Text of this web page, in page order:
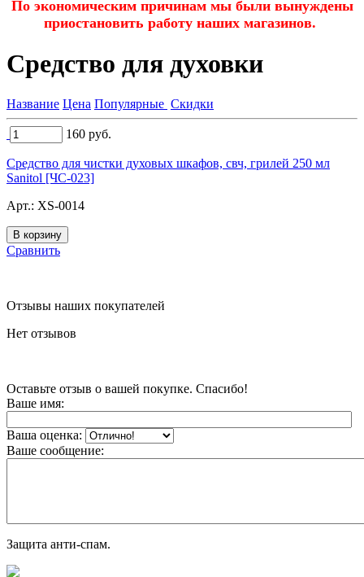
По экономическим причинам мы были вынуждены
приостановить работу наших магазинов.
Средство для духовки
Название Цена Популярные Скидки
160 руб.
Средство для чистки духовых шкафов, свч, грилей 250 мл
Sanitol [ЧС-023]
Арт.: XS-0014
Сравнить
Отзывы наших покупателей
Нет отзывов
Оставьте отзыв о вашей покупке. Спасибо!
Ваше имя:
Ваша оценка:
Ваше сообщение:
Защита анти-спам.